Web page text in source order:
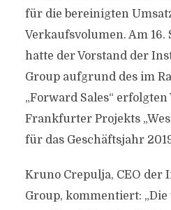
für die bereinigten
Verkaufsvolumen. Am 16.
hatte der Vorstand der
Group aufgrund des im
„Forward Sales“ erfolgten
Frankfurter Projekts
für das Geschäftsjahr
Kruno Crepulja, CEO der
Group, kommentiert: